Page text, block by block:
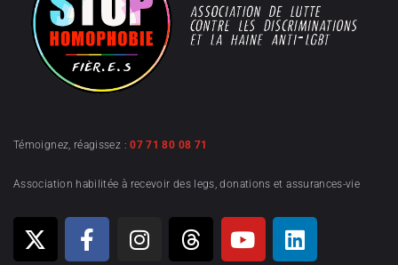
Témoignez, réagissez :07 71 80 08 71
Association habilitée à recevoir des legs, donations et assurances-vie